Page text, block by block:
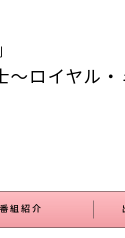
～ロイヤル
番組紹介